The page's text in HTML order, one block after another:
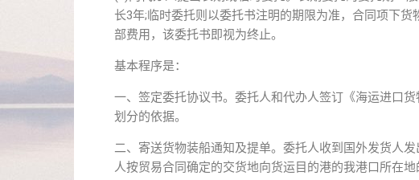
长3年;临时委托则以委托书注明的期限为准，合同项下
部费用，该委托书即视为终止。
基本程序是：
一、签定委托协议书。委托人和代办人签订《海运进口
划分的依据。
二、寄送货物装船通知及提单。委托人收到国外发货人
人按贸易合同确定的交货地向货运目的港的我港口所在